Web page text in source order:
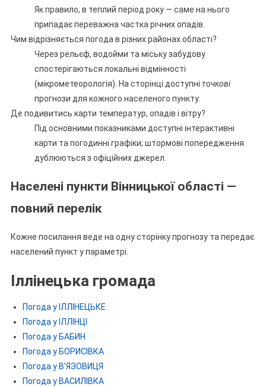
Як правило, в теплий період року — саме на нього
припадає переважна частка річних опадів.
Чим відрізняється погода в різних районах області?
Через рельєф, водойми та міську забудову
спостерігаються локальні відмінності
(мікрометеорологія). На сторінці доступні точкові
прогнози для кожного населеного пункту.
Де подивитись карти температур, опадів і вітру?
Під основними показниками доступні інтерактивні
карти та погодинні графіки; штормові попередження
дублюються з офіційних джерел.
Населені пункти Вінницької області —
повний перелік
Кожне посилання веде на одну сторінку прогнозу та передає
населений пункт у параметрі.
Іллінецька громада
Погода у ІЛЛІНЕЦЬКЕ
Погода у ІЛЛІНЦІ
Погода у БАБИН
Погода у БОРИСІВКА
Погода у В'ЯЗОВИЦЯ
Погода у ВАСИЛІВКА